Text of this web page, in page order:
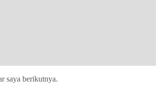
saya berikutnya.